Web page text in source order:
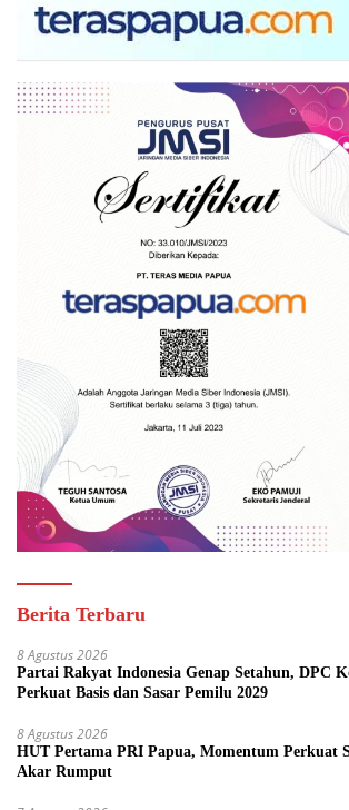
Berita Terbaru
8 Agustus 2026
Partai Rakyat Indonesia Genap Setahun, DPC
Perkuat Basis dan Sasar Pemilu 2029
8 Agustus 2026
HUT Pertama PRI Papua, Momentum Perkuat
Akar Rumput